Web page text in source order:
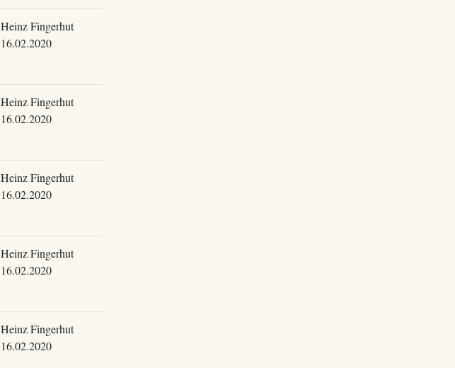
Heinz Fingerhut
16.02.2020
Heinz Fingerhut
16.02.2020
Heinz Fingerhut
16.02.2020
Heinz Fingerhut
16.02.2020
Heinz Fingerhut
16.02.2020